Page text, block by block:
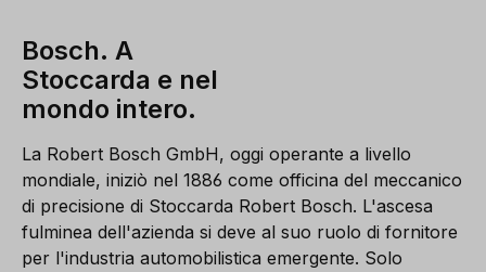
Bosch. A
Stoccarda e nel
mondo intero.
La Robert Bosch GmbH, oggi operante a livello
mondiale, iniziò nel 1886 come officina del meccanico
di precisione di Stoccarda Robert Bosch. L'ascesa
fulminea dell'azienda si deve al suo ruolo di fornitore
per l'industria automobilistica emergente. Solo